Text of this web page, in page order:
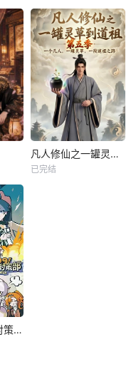
凡人修仙之一罐灵草到道祖第五季 凡人修仙之一罐灵草到道祖第五季
已完结
1999！神秘学对策部英语1999！神秘学对策部英语